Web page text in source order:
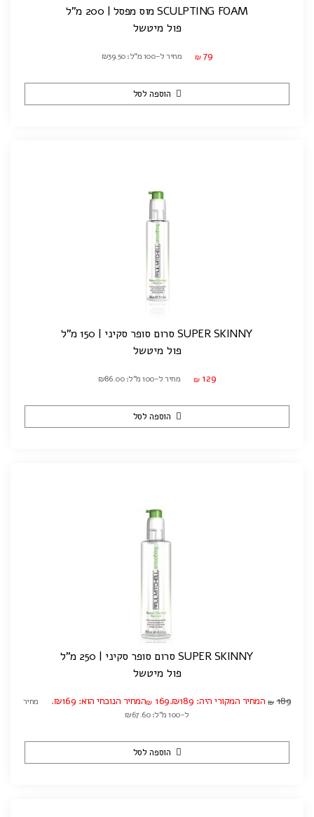
SCULPTING FOAM מוס מפסל | 200 מ"ל
פול מיטשל
₪ 79 מחיר ל-100 מ"ל: ₪39.50
הוספה לסל
SUPER SKINNY סרום סופר סקיני | 150 מ"ל
פול מיטשל
₪ 129 מחיר ל-100 מ"ל: ₪86.00
הוספה לסל
SUPER SKINNY סרום סופר סקיני | 250 מ"ל
פול מיטשל
₪ 189 המחיר המקורי היה: ₪189. ₪ 169 המחיר הנוכחי הוא: ₪169.
מחיר
ל-100 מ"ל: ₪67.60
הוספה לסל